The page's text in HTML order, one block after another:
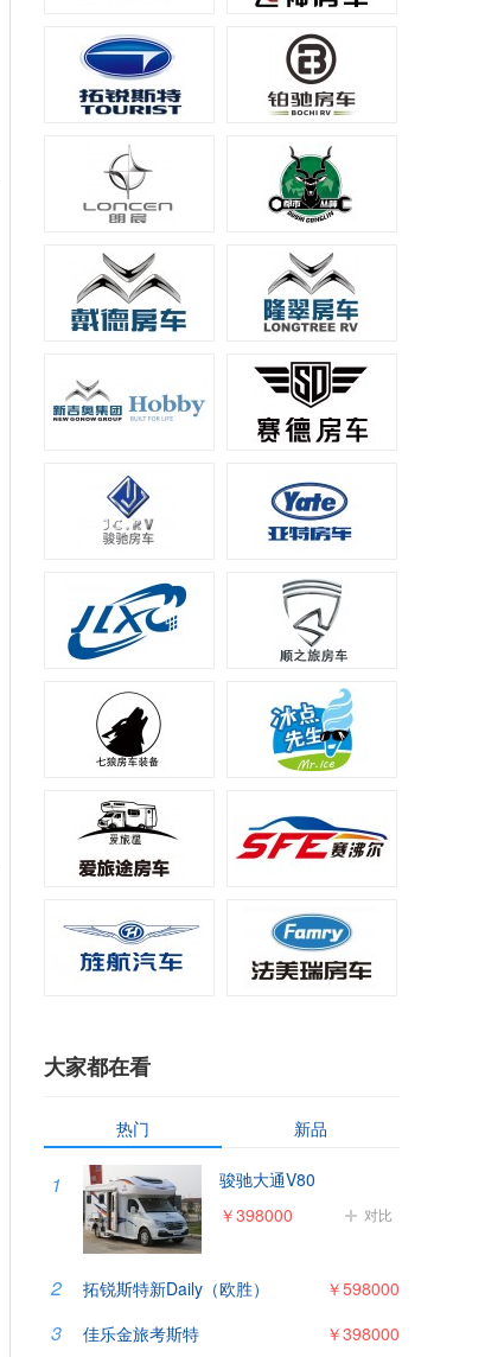
大家都在看
热门 新品
1 骏驰大通V80
对比
￥398000
2 拓锐斯特新Daily（欧胜） ￥598000
3 佳乐金旅考斯特 ￥398000